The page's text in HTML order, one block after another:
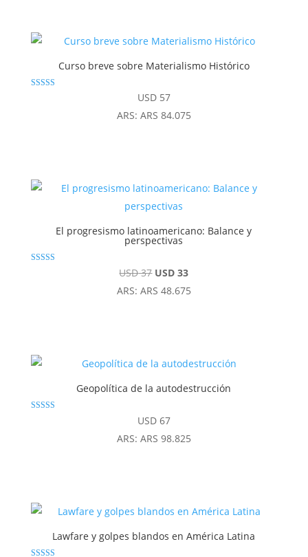
Curso breve sobre Materialismo Histórico
USD57
ARS: ARS 84.075
El progresismo latinoamericano: Balance y
perspectivas
USD37 El
precio
USD 33El
precio
ARS: ARS 48.675
Geopolítica de la autodestrucción
USD67
ARS: ARS 98.825
Lawfare y golpes blandos en América Latina